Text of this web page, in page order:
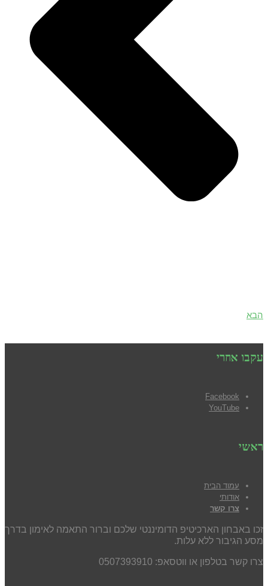
הבא
עקבו אחרי
Facebook
YouTube
ראשי
עמוד הבית
אודותי
צרו קשר
זכו באבחון הארכיטיפ הדומיננטי שלכם וברור התאמה לאימון בדרך
מסע הגיבור ללא עלות.
צרו קשר בטלפון או ווטסאפ: 0507393910